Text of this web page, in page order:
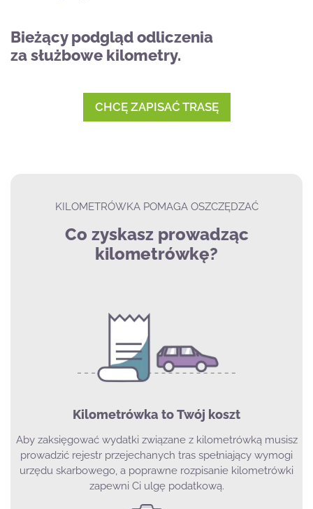
Bieżący podgląd odliczenia
za służbowe kilometry.
CHCĘ ZAPISAĆ TRASĘ
KILOMETRÓWKA POMAGA OSZCZĘDZAĆ
Co zyskasz prowadząc
kilometrówkę?
Kilometrówka to Twój koszt
Aby zaksięgować wydatki związane z kilometrówką musisz
prowadzić rejestr przejechanych tras spełniający wymogi
urzędu skarbowego, a poprawne rozpisanie kilometrówki
zapewni Ci ulgę podatkową.